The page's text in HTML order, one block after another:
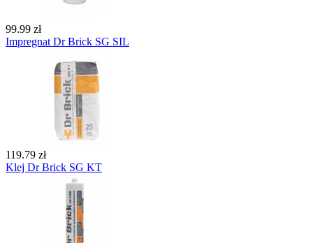
99.99 zł
Impregnat Dr Brick SG SIL
119.79 zł
Klej Dr Brick SG KT